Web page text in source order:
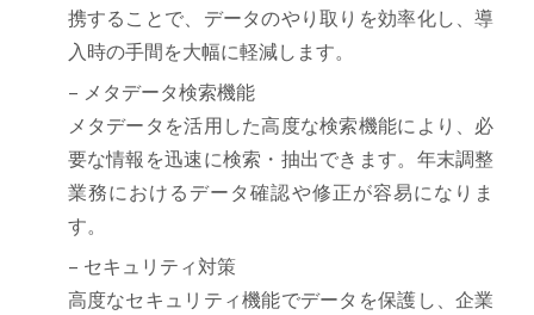
携することで、データのやり取りを効率化し、導
入時の手間を大幅に軽減します。
– メタデータ検索機能
メタデータを活用した高度な検索機能により、必
要な情報を迅速に検索・抽出できます。年末調整
業務におけるデータ確認や修正が容易になりま
す。
– セキュリティ対策
高度なセキュリティ機能でデータを保護し、企業